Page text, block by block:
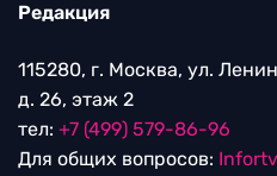
Редакция
115280, г. Москва, ул.
д. 26, этаж 2
тел: +7 (499) 579-86-96
Для общих вопросов: